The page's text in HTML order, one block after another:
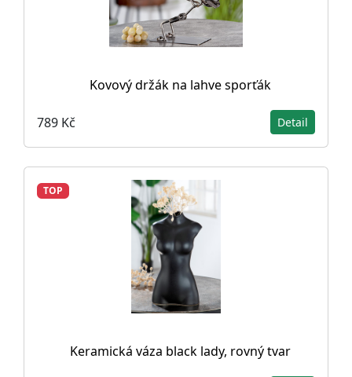
Kovový držák na lahve sporťák
789 Kč Detail
TOP
Keramická váza black lady, rovný tvar